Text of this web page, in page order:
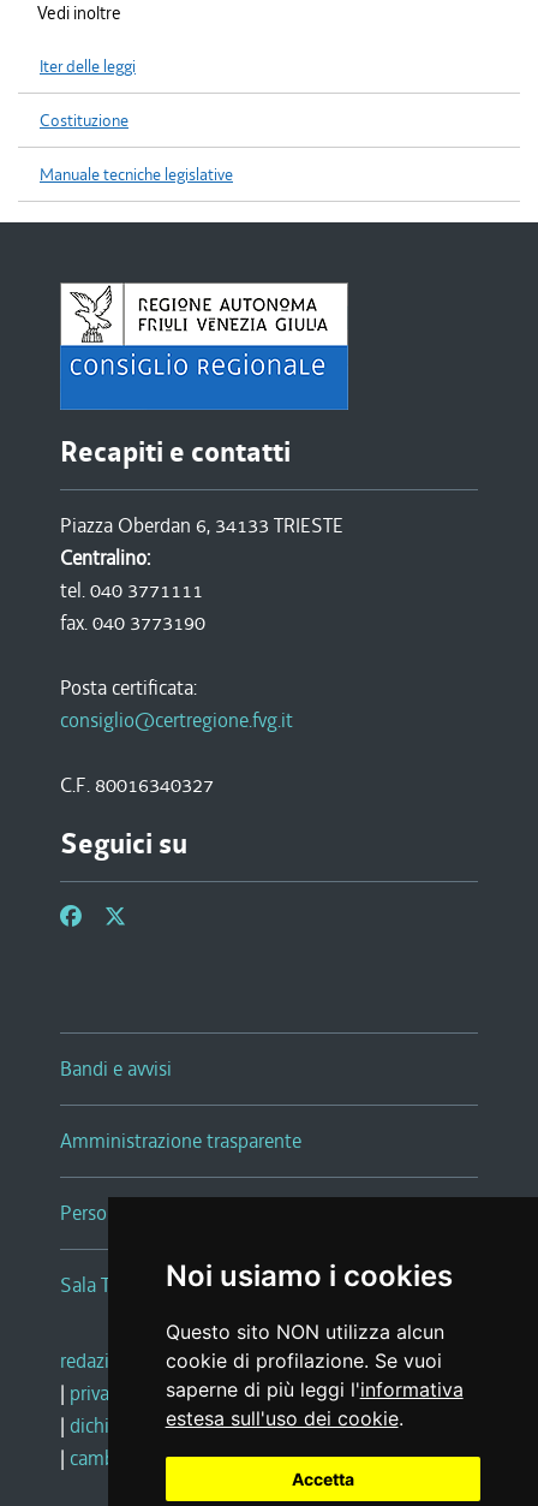
Noi usiamo i cookies
Questo sito NON utilizza alcun
cookie di profilazione. Se vuoi
saperne di più leggi l'informativa
estesa sull'uso dei cookie.
Accetta
Vedi inoltre
Iter delle leggi
Costituzione
Manuale tecniche legislative
Recapiti e contatti
Piazza Oberdan 6, 34133 TRIESTE
Centralino:
tel. 040 3771111
fax. 040 3773190
Posta certificata:
consiglio@certregione.fvg.it
C.F. 80016340327
Seguici su
Bandi e avvisi
Amministrazione trasparente
Persone e Uffici
Sala Tiziano Tessitori
redazione web |note legali |glossario
| privacy
social media policy
| dichiarazione di accessibilità |feedback
| cambio preferenze cookie